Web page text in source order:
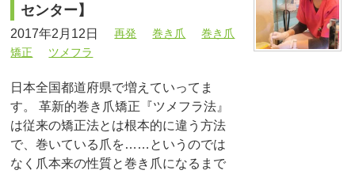
センター】
2017年2月12日 再発 巻き爪
巻き爪
矯正
ツメフラ
日本全国都道府県で増えていってま
す。 革新的巻き爪矯正『ツメフラ法』
は従来の矯正法とは根本的に違う方法
で、巻いている爪を……というのでは
なく爪本来の性質と巻き爪になるまで